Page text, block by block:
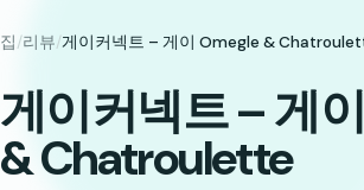
바
가
기
집/리뷰/게이커넥트 – 게이 Omegle &
게이커넥트 – 게
& Chatroulette